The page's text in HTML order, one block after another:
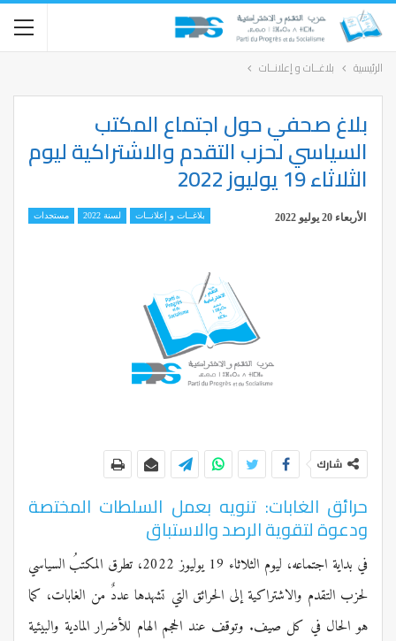
الرئيسية بلاغــات و إعلانــات
بلاغ صحفي حول اجتماع المكتب
السياسي لحزب التقدم والاشتراكية ليوم
الثلاثاء 19 يوليوز 2022
بلاغــات و إعلانــات لسنة 2022 مستجدات الأربعاء 20 يوليو 2022
شارك
حرائق الغابات: تنويه بعمل السلطات المختصة
ودعوة لتقوية الرصد والاستباق
في بداية اجتماعه، ليوم الثلاثاء 19 يوليوز 2022، تطرق المكتبُ السياسي
لحزب التقدم والاشتراكية إلى الحرائق التي تشهدها عددٌ من الغابات، كما
هو الحال في كل صيف. وتوقف عند الحجم الهام للأضرار المادية والبيئية